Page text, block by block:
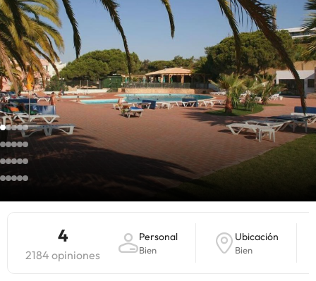
4
2184 opiniones
Personal
Bien
Ubicación
Bien